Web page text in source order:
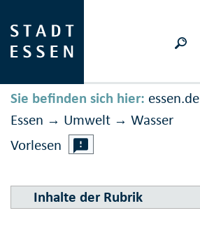
Sie befinden sich hier: essen.de
Essen → Umwelt → Wasser
Vorlesen
Inhalte der Rubrik